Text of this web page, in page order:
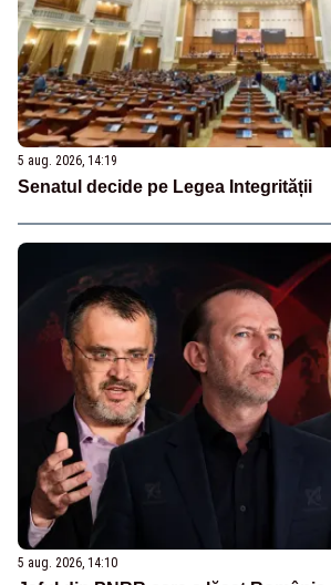
5 aug. 2026, 14:19
Senatul decide pe Legea Integrității
5 aug. 2026, 14:10